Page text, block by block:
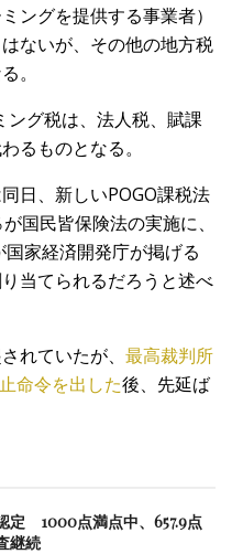
ングを提供する事業者）
ないが、その他の地方税
。
ング税は、法人税、賦課
るものとなる。
日、新しいPOGO課税法
国民皆保険法の実施に、
家経済開発庁が掲げる
当てられるだろうと述べ
れていたが、 最高裁判所
命令を出した後、先延ば
定 1000点満点中、657.9点
継続